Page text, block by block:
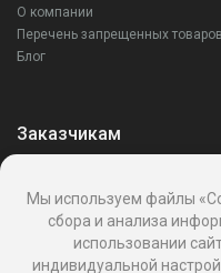
О компании
Перечень запрещенных товаров
Блог
Заказчикам
Ваши запросы
Написать поставщику
Написать в поддержку
Мы используем файлы
сбора и анализа
использовании
индивидуальной